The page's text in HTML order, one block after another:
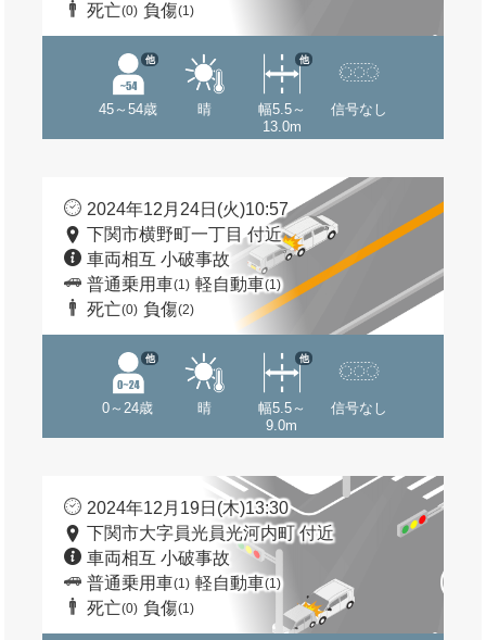
死亡(0) 負傷(1)
45～54歳
他
晴
幅5.5～
13.0m
他
信号なし
2024年12月24日(火)10:57
下関市横野町一丁目 付近
車両相互 小破事故
普通乗用車(1) 軽自動車(1)
死亡(0) 負傷(2)
0～24歳
他
晴
幅5.5～
9.0m
他
信号なし
2024年12月19日(木)13:30
下関市大字員光員光河内町 付近
車両相互 小破事故
普通乗用車(1) 軽自動車(1)
死亡(0) 負傷(1)